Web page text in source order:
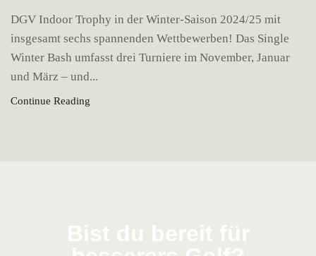
DGV Indoor Trophy in der Winter-Saison 2024/25 mit
insgesamt sechs spannenden Wettbewerben! Das Single
Winter Bash umfasst drei Turniere im November, Januar
und März – und...
Continue Reading
Bist du bereit für